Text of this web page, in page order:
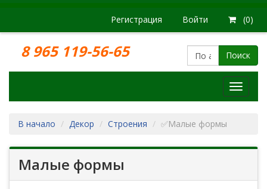
Регистрация Войти (0)
8 965 119-56-65 Поиск
Модели
В начало
Декор Строения ✅Малые формы
Малые формы